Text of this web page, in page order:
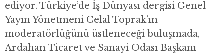
ediyor. Türkiye’de İş Dünyası dergisi Genel
Yayın Yönetmeni Celal Toprak’ın
moderatörlüğünü üstleneceği buluşmada,
Ardahan Ticaret ve Sanayi Odası Başkanı